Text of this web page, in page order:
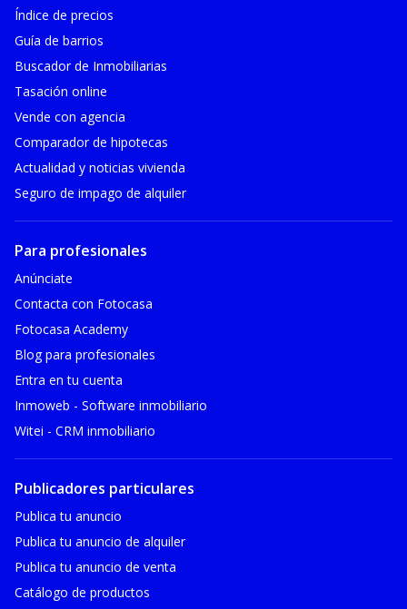
Índice de precios
Guía de barrios
Buscador de Inmobiliarias
Tasación online
Vende con agencia
Comparador de hipotecas
Actualidad y noticias vivienda
Seguro de impago de alquiler
Para profesionales
Anúnciate
Contacta con Fotocasa
Fotocasa Academy
Blog para profesionales
Entra en tu cuenta
Inmoweb - Software inmobiliario
Witei - CRM inmobiliario
Publicadores particulares
Publica tu anuncio
Publica tu anuncio de alquiler
Publica tu anuncio de venta
Catálogo de productos